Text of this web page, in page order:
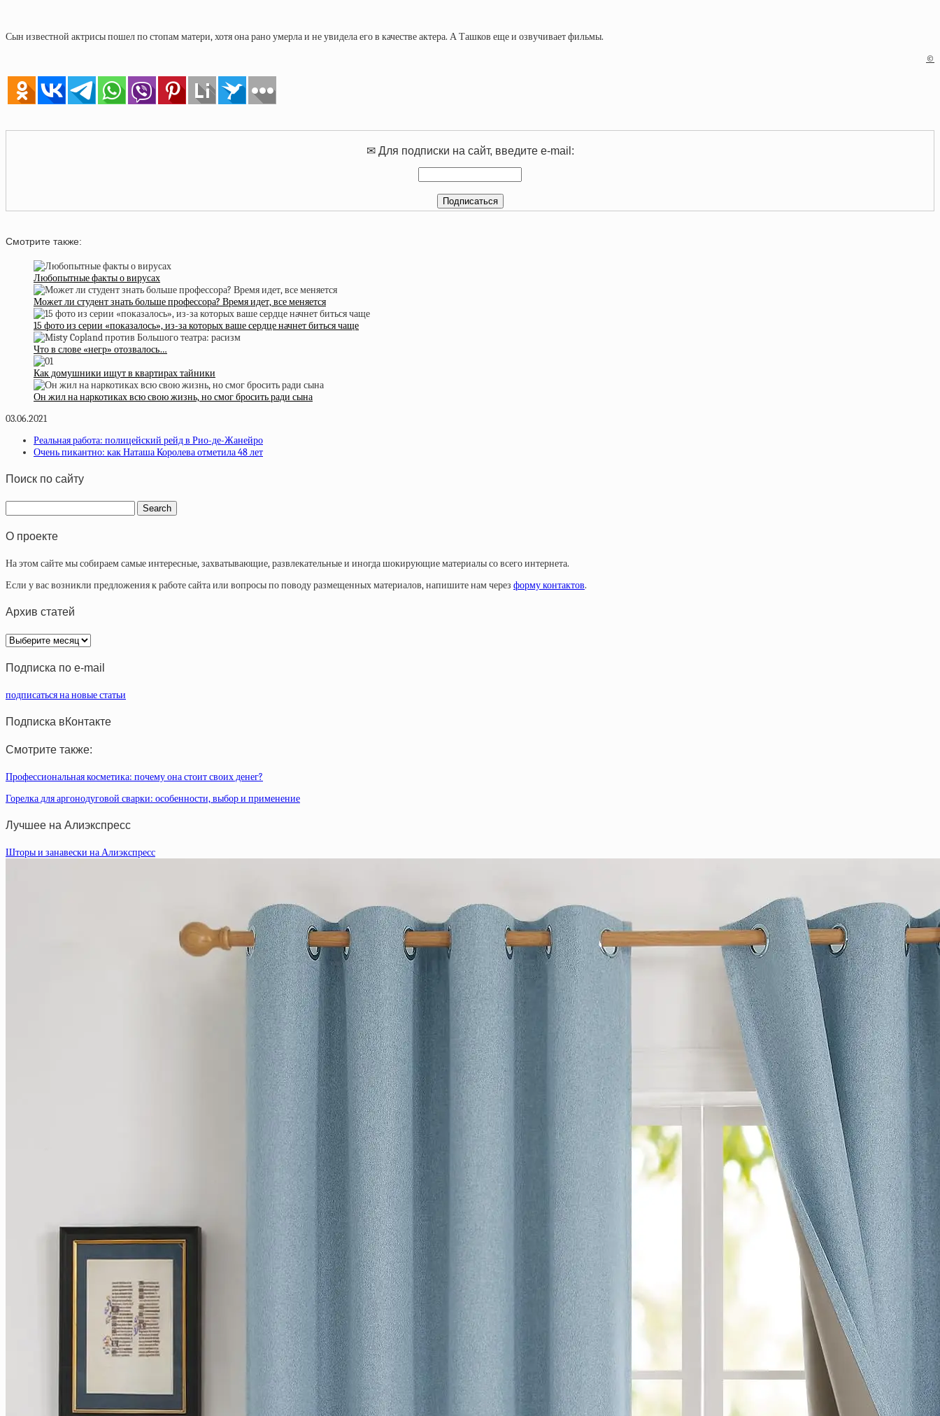
Сын известной актрисы пошел по стопам матери, хотя она рано умерла и не увидела его в качестве актера. А Ташков еще и озвучивает фильмы.
©
✉ Для подписки на сайт, введите e-mail:
Смотрите также:
Любопытные факты о вирусах
Может ли студент знать больше профессора? Время идет, все меняется
15 фото из серии «показалось», из-за которых ваше сердце начнет биться чаще
Что в слове «негр» отозвалось…
Как домушники ищут в квартирах тайники
Он жил на наркотиках всю свою жизнь, но смог бросить ради сына
03.06.2021
Реальная работа: полицейский рейд в Рио-де-Жанейро
Очень пикантно: как Наташа Королева отметила 48 лет
Поиск по сайту
О проекте
На этом сайте мы собираем самые интересные, захватывающие, развлекательные и иногда шокирующие материалы со всего интернета.
Если у вас возникли предложения к работе сайта или вопросы по поводу размещенных материалов, напишите нам через форму контактов.
Архив статей
Архив
статей
Подписка по e-mail
подписаться на новые статьи
Подписка вКонтакте
Смотрите также:
Профессиональная косметика: почему она стоит своих денег?
Горелка для аргонодуговой сварки: особенности, выбор и применение
Лучшее на Алиэкспресс
Шторы и занавески на Алиэкспресс